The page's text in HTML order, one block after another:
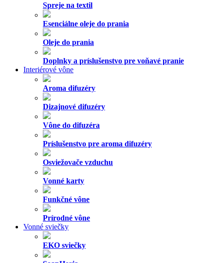
Spreje na textil
Esenciálne oleje do prania
Oleje do prania
Doplnky a príslušenstvo pre voňavé pranie
Interiérové vône
Aroma difuzéry
Dizajnové difuzéry
Vône do difuzéra
Príslušenstvo pre aroma difuzéry
Osviežovače vzduchu
Vonné karty
Funkčné vône
Prírodné vône
Vonné sviečky
EKO sviečky